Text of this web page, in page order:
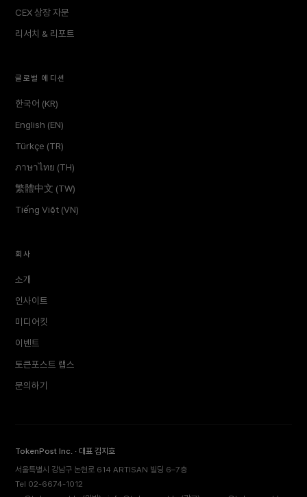
CEX 상장 자문
리서치 & 리포트
글로벌 에디션
한국어 (KR)
English (EN)
Türkçe (TR)
ภาษาไทย (TH)
繁體中文 (TW)
Tiếng Việt (VN)
회사
소개
인사이트
미디어킷
이벤트
토큰포스트 랩스
문의하기
TokenPost Inc. · 대표 김지호
서울특별시 강남구 논현로 614 ARTISAN 빌딩 6–7층
Tel 02-6674-1012